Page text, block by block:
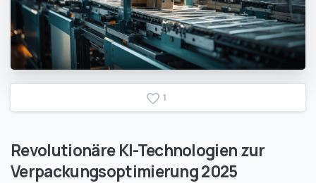
1
Revolutionäre KI-Technologienzur
Verpackungsoptimierung2025